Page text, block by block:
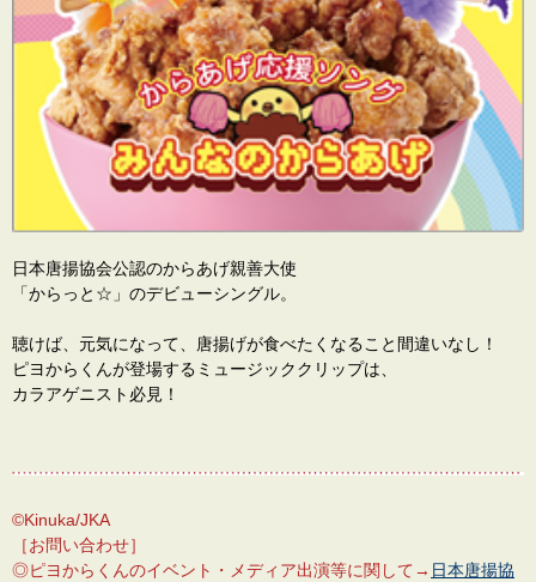
日本唐揚協会公認のからあげ親善大使
「からっと☆」のデビューシングル。
聴けば、元気になって、唐揚げが食べたくなること間違いなし！
ピヨからくんが登場するミュージッククリップは、
カラアゲニスト必見！
©Kinuka/JKA
［お問い合わせ］
◎ピヨからくんのイベント・メディア出演等に関して→ 日本唐揚協